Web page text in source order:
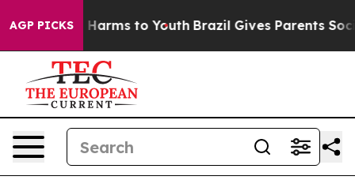
AGP PICKS
Abate Harms to Youth Brazil Gives Parents Social